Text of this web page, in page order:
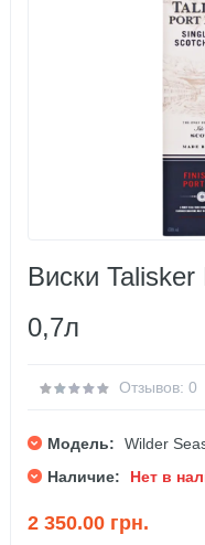
Виски
0,7л
Отзывов: 0
Модель:
Wilder
Наличие:
Нет в
2 350.00 грн.